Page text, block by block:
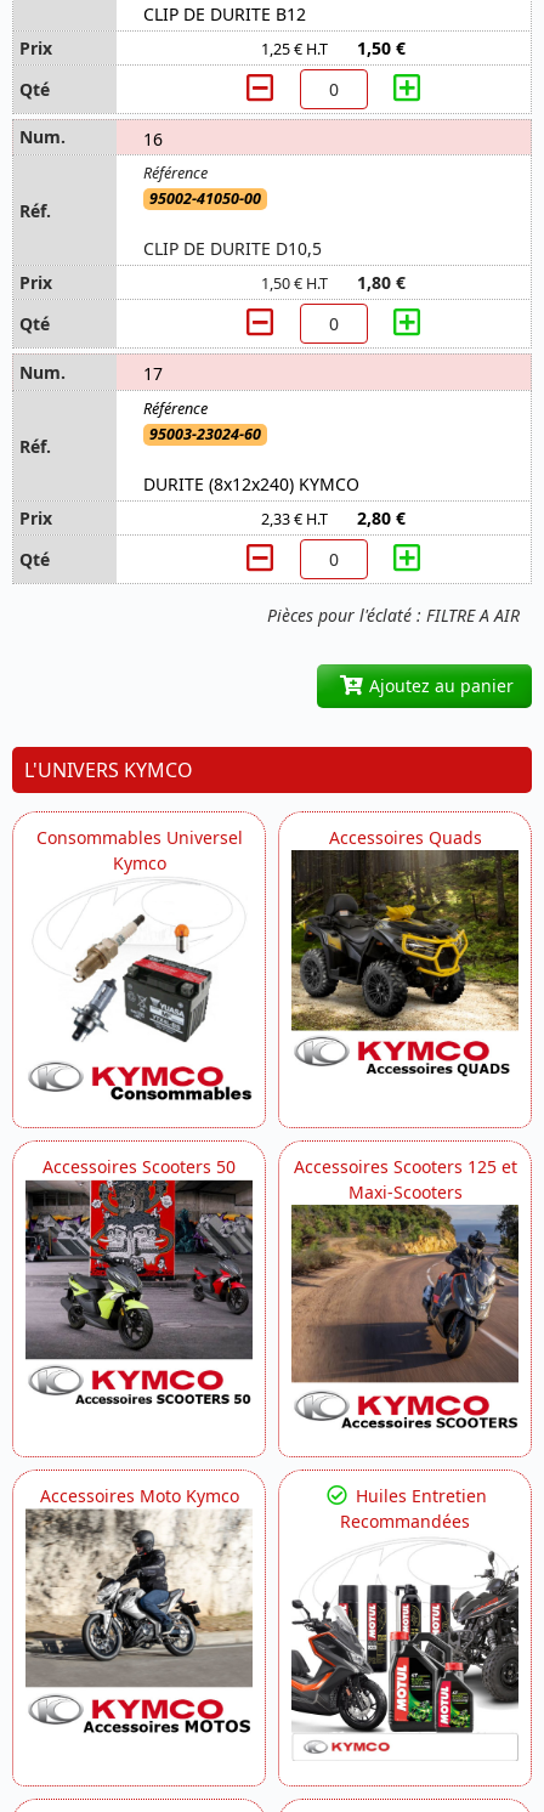
Pièces pour l'éclaté : FILTRE A AIR
CLIP DE DURITE B12
1,25 € H.T 1,50 €
16
95002-41050-00
CLIP DE DURITE D10,5
1,50 € H.T 1,80 €
17
95003-23024-60
DURITE (8x12x240) KYMCO
2,33 € H.T 2,80 €
Ajoutez au panier
L'UNIVERS KYMCO
Consommables Universel
Kymco
Accessoires Quads
Accessoires Scooters 50
Accessoires Scooters 125 et
Maxi-Scooters
Accessoires Moto Kymco
Huiles Entretien
Recommandées